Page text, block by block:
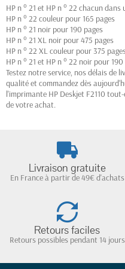
HP n ° 21 et HP n ° 22 chacun
HP n ° 22 couleur pour 165 pages
HP n ° 21 noir pour 190 pages
HP n ° 21 XL noir pour 475 pages
HP n ° 22 XL couleur pour 375
HP n ° 21 et HP n ° 22 noir pour
Testez notre service, nos délais de
qualité et commandez dès
l'imprimante HP Deskjet F2110
de votre achat.
Livraison gratuite
En France à partir de 49€ d'achats
Retours faciles
Retours possibles pendant 14 jours